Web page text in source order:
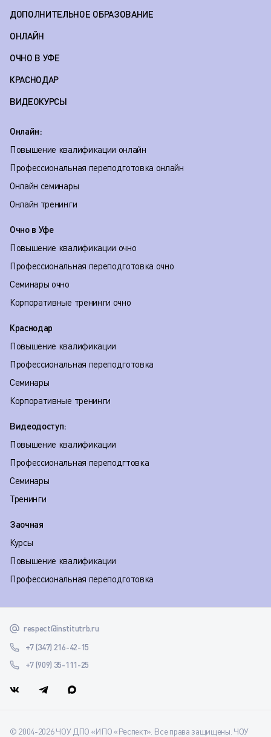
ДОПОЛНИТЕЛЬНОЕ ОБРАЗОВАНИЕ
ОНЛАЙН
ОЧНО В УФЕ
КРАСНОДАР
ВИДЕОКУРСЫ
Онлайн:
Повышение квалификации онлайн
Профессиональная переподготовка онлайн
Онлайн семинары
Онлайн тренинги
Очно в Уфе
Повышение квалификации очно
Профессиональная переподготовка очно
Семинары очно
Корпоративные тренинги очно
Краснодар
Повышение квалификации
Профессиональная переподготовка
Семинары
Корпоративные тренинги
Видеодоступ:
Повышение квалификации
Профессиональная переподгтовка
Семинары
Тренинги
Заочная
Курсы
Повышение квалификации
Профессиональная переподготовка
respect@institutrb.ru
+7 (347) 216-42-15
+7 (909) 35-111-25
© 2004-2026 ЧОУ ДПО «ИПО «Респект». Все права защищены. ЧОУ